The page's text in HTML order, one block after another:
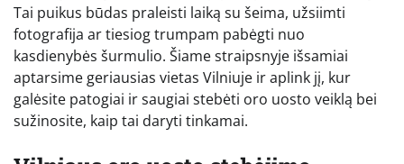
Tai puikus būdas praleisti laiką su šeima, užsiimti
fotografija ar tiesiog trumpam pabėgti nuo
kasdienybės šurmulio. Šiame straipsnyje išsamiai
aptarsime geriausias vietas Vilniuje ir aplink jį, kur
galėsite patogiai ir saugiai stebėti oro uosto veiklą bei
sužinosite, kaip tai daryti tinkamai.